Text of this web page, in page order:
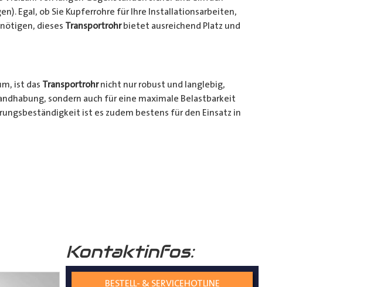
Egal, ob Sie Kupferrohre für Ihre Installationsarbeiten,
dieses Transportrohrbietet ausreichend Platz und
ist das Transportrohrnicht nur robust und langlebig,
sondern auch für eine maximale Belastbarkeit
ist es zudem bestens für den Einsatz in
Kontaktinfos:
BESTELL- & SERVICEHOTLINE